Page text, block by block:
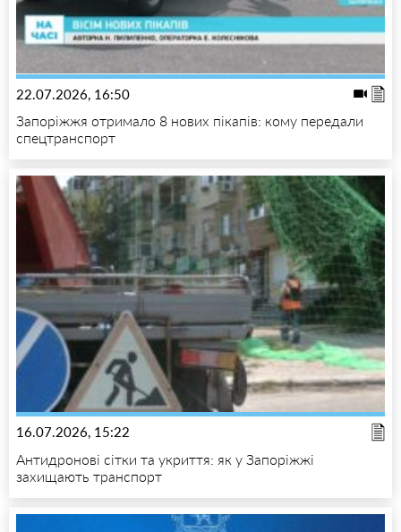
22.07.2026, 16:50
Запоріжжя отримало 8 нових пікапів: кому передали
спецтранспорт
16.07.2026, 15:22
Антидронові сітки та укриття: як у Запоріжжі
захищають транспорт